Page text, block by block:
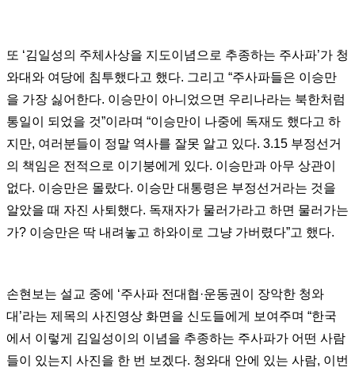
또 ‘김일성의 주체사상을 지도이념으로 추종하는 주사파’가 청
와대와 여당에 침투했다고 했다. 그리고 “주사파들은 이승만
을 가장 싫어한다. 이승만이 아니었으면 우리나라는 북한처럼
통일이 되었을 것”이라며 “이승만이 나중에 독재도 했다고 하
지만, 여러분들이 정말 역사를 잘못 알고 있다. 3.15 부정선거
의 책임은 전적으로 이기붕에게 있다. 이승만과 아무 상관이
없다. 이승만은 몰랐다. 이승만 대통령은 부정선거라는 것을
알았을 때 자진 사퇴했다. 독재자가 물러가라고 하면 물러가는
가? 이승만은 딱 내려놓고 하와이로 그냥 가버렸다”고 했다.
손현보는 설교 중에 ‘주사파 전대협·운동권이 장악한 청와
대’라는 제목의 사진영상 화면을 신도들에게 보여주며 “한국
에서 이렇게 김일성이의 이념을 추종하는 주사파가 어떤 사람
들이 있는지 사진을 한 번 보겠다. 청와대 안에 있는 사람, 이번